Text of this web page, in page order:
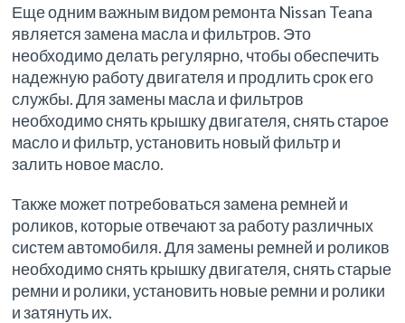
Еще одним важным видом ремонта Nissan Teana
является замена масла и фильтров. Это
необходимо делать регулярно, чтобы обеспечить
надежную работу двигателя и продлить срок его
службы. Для замены масла и фильтров
необходимо снять крышку двигателя, снять старое
масло и фильтр, установить новый фильтр и
залить новое масло.
Также может потребоваться замена ремней и
роликов, которые отвечают за работу различных
систем автомобиля. Для замены ремней и роликов
необходимо снять крышку двигателя, снять старые
ремни и ролики, установить новые ремни и ролики
и затянуть их.